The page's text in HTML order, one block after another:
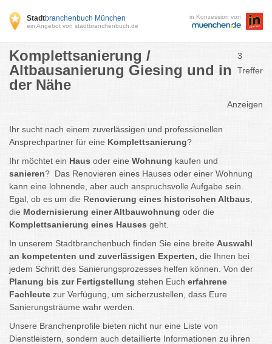
Stadtbranchenbuch München
ein Angebot von stadtbranchenbuch.de
in Konzession von
Komplettsanierung /
Altbausanierung Giesing und in
der Nähe
3
Treffer
Anzeigen
Ihr sucht nach einem zuverlässigen und professionellen
Ansprechpartner für eine Komplettsanierung?
Ihr möchtet ein Haus oder eine Wohnung kaufen und
sanieren? Das Renovieren eines Hauses oder einer Wohnung
kann eine lohnende, aber auch anspruchsvolle Aufgabe sein.
Egal, ob es um die Renovierung eines historischen Altbaus
die Modernisierung einer Altbauwohnung oder die
Komplettsanierung eines Hauses geht.
In unserem Stadtbranchenbuch finden Sie eine breite Auswahl
an kompetenten und zuverlässigen Experten, die Ihnen bei
jedem Schritt des Sanierungsprozesses helfen können. Von der
Planung bis zur Fertigstellung stehen Euch erfahrene
Fachleute zur Verfügung, um sicherzustellen, dass Eure
Sanierungsträume wahr werden.
Unsere Branchenprofile bieten nicht nur eine Liste von
Dienstleistern, sondern auch detaillierte Informationen zu ihren